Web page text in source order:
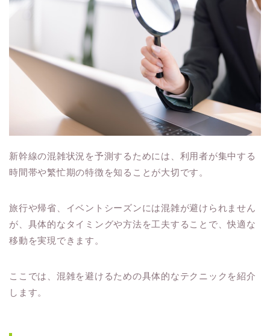
新幹線の混雑状況を予測するためには、利用者が集中する
時間帯や繁忙期の特徴を知ることが大切です。
旅行や帰省、イベントシーズンには混雑が避けられません
が、具体的なタイミングや方法を工夫することで、快適な
移動を実現できます。
ここでは、混雑を避けるための具体的なテクニックを紹介
します。